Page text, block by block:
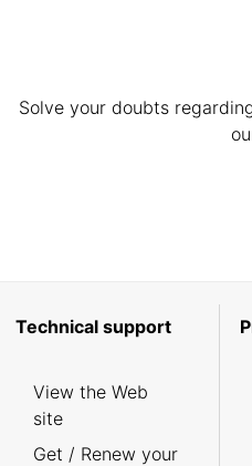
Solve your doubts
Technical support
View the Web
site
Get / Renew your